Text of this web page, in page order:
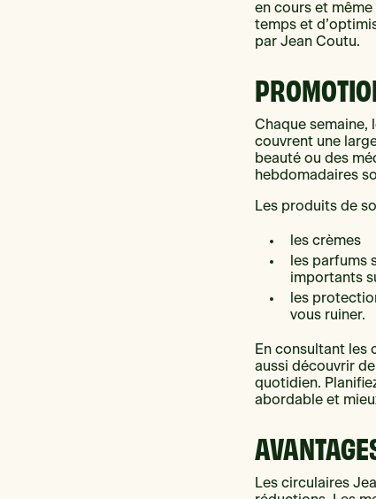
en cours et
temps et
par Jean Coutu.
Chaque semaine,
couvrent une
beauté ou des
hebdomadaires
Les produits de
les crèmes
les parfums
importants
les
vous ruiner.
En consultant les
aussi découvrir
quotidien.
abordable et
Les circulaires